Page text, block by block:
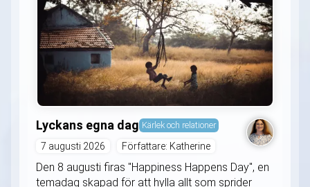
Lyckans egna dag Kärlek och relationer
7 augusti 2026 Författare: Katherine
Den 8 augusti firas "Happiness Happens Day", en
temadag skapad för att hylla allt som sprider